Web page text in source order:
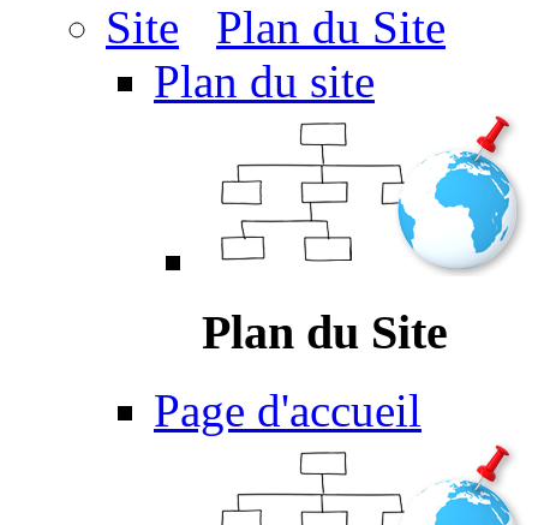
Plan du Site
Plan du site
Plan du Site
Page d'accueil